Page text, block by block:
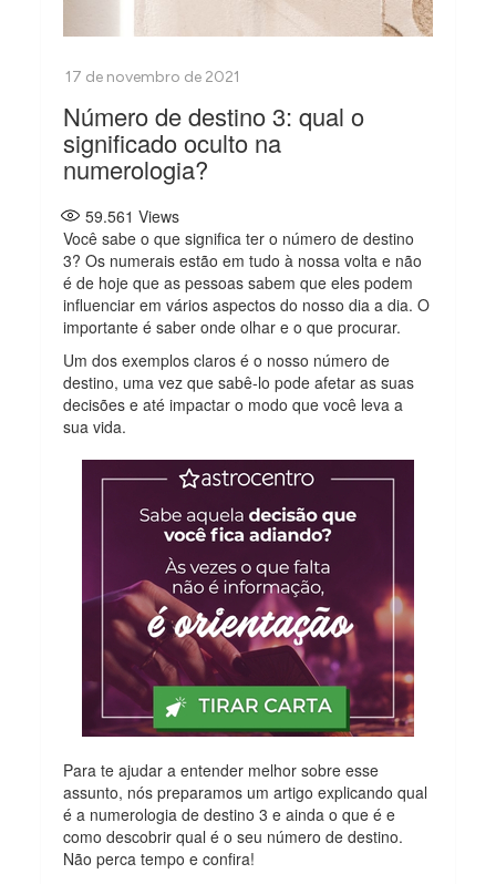
Número de destino 3: qual o
significado oculto na
numerologia?
59.561 Views
Você sabe o que significa ter o número de destino
3? Os numerais estão em tudo à nossa volta e não
é de hoje que as pessoas sabem que eles podem
influenciar em vários aspectos do nosso dia a dia. O
importante é saber onde olhar e o que procurar.
Um dos exemplos claros é o nosso número de
destino, uma vez que sabê-lo pode afetar as suas
decisões e até impactar o modo que você leva a
sua vida.
Para te ajudar a entender melhor sobre esse
assunto, nós preparamos um artigo explicando qual
é a numerologia de destino 3 e ainda o que é e
como descobrir qual é o seu número de destino.
Não perca tempo e confira!